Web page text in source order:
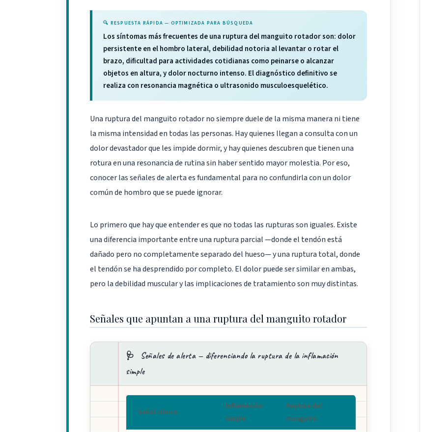
🔍 RESPUESTA RÁPIDA — OPTIMIZADA PARA BÚSQUEDA
Los síntomas más frecuentes de una ruptura del manguito rotador son: dolor
persistente en el hombro lateral, debilidad notoria al levantar o rotar el
brazo, dificultad para actividades cotidianas como peinarse o alcanzar
objetos en altura, y dolor nocturno intenso. El diagnóstico definitivo se
realiza con resonancia magnética o ultrasonido musculoesquelético.
Una ruptura del manguito rotador no siempre duele de la misma manera ni tiene
la misma intensidad en todas las personas. Hay quienes llegan a consulta con un
dolor devastador que les impide dormir, y hay quienes descubren que tienen una
rotura en una resonancia de rutina sin haber sentido mayor molestia. Por eso,
conocer las señales de alerta es fundamental para no confundirla con un dolor
común de hombro que se puede ignorar.
Lo primero que hay que entender es que no todas las rupturas son iguales. Existe
una diferencia importante entre una ruptura parcial —donde el tendón está
dañado pero no completamente separado del hueso— y una ruptura total, donde
el tendón se ha desprendido por completo. El dolor puede ser similar en ambas,
pero la debilidad muscular y las implicaciones de tratamiento son muy distintas.
Señales que apuntan a una ruptura del manguito rotador
🩺
Señales de alerta — diferenciando la ruptura de la inflamación
simple
Señal clínica
Inflamación
simple
Ruptura del
manguito